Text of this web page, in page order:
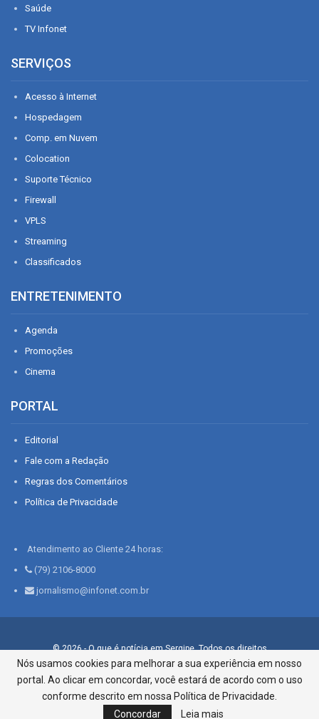
Saúde
TV Infonet
SERVIÇOS
Acesso à Internet
Hospedagem
Comp. em Nuvem
Colocation
Suporte Técnico
Firewall
VPLS
Streaming
Classificados
ENTRETENIMENTO
Agenda
Promoções
Cinema
PORTAL
Editorial
Fale com a Redação
Regras dos Comentários
Política de Privacidade
Atendimento ao Cliente 24 horas:
(79) 2106-8000
jornalismo@infonet.com.br
© 2026 - O que é notícia em Sergipe. Todos os direitos
reservados.
Infonet - Rua Monsenhor Silveira 276, Bairro São José |
Aracaju-SE, CEP 49015-030, Fone: 79.2106.8000 - CI Centro de
Informações LTDA
Nós usamos cookies para melhorar a sua experiência em nosso
portal. Ao clicar em concordar, você estará de acordo com o uso
conforme descrito em nossa Política de Privacidade.
Concordar
Leia mais